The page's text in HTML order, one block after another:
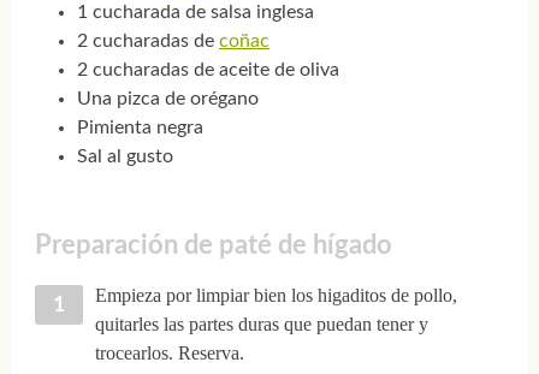
1 cucharada de salsa inglesa
2 cucharadas de coñac
2 cucharadas de aceite de oliva
Una pizca de orégano
Pimienta negra
Sal al gusto
Preparación de paté de hígado
Empieza por limpiar bien los higaditos de pollo,
quitarles las partes duras que puedan tener y
trocearlos. Reserva.